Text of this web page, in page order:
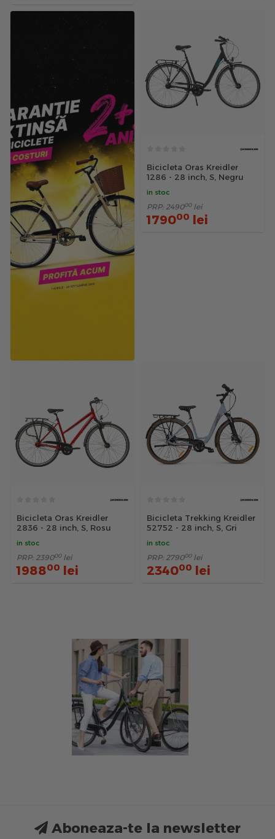
Bicicleta Oras Kreidler
1286 - 28 inch, S, Negru
in stoc
PRP: 249000 lei
179000 lei
Bicicleta Oras Kreidler
2836 - 28 inch, S, Rosu
in stoc
PRP: 239000 lei
198800 lei
Bicicleta Trekking Kreidler
52752 - 28 inch, S, Gri
in stoc
PRP: 279000 lei
234000 lei
Aboneaza-te la newsletter